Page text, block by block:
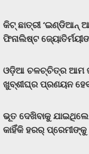
କିଟ୍‍ ଛାତ୍ରୀ ‘ଇଣ୍ଡିଆନ୍
ଫିନାଲିଷ୍ଟ
ଓଡ଼ିଆ ଚଳଚ୍ଚିତ୍ର ଆମ
ଖୁବ୍‌ଶୀଘ୍ର ପ୍ରଣୟନ
ଭୂତ ଦେଖିବାକୁ
କାହିଁକି ହରର୍‌ ପ୍ରେମୀଙ୍କୁ